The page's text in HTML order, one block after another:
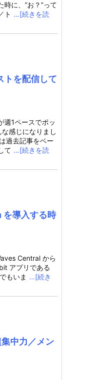
に、”お？”って
ト …[続きを読
トを配信して
週1ペースでポッ
感じになりまし
過去記事をベー
て …[続きを読
導入する時
Central から
アプリである
もいま …[続き
中力／メン